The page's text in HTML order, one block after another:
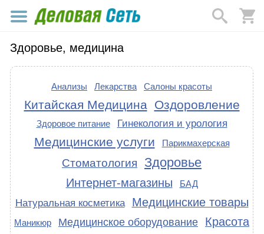
Здоровье, медицина
Анализы Лекарства Салоны красоты
Китайская Медицина Оздоровление
Здоровое питание Гинекология и урология
Медицинские услуги Парикмахерская
Стоматология Здоровье
Интернет-магазины БАД
Натуральная косметика Медицинские товары
Маникюр Медицинское оборудование Красота